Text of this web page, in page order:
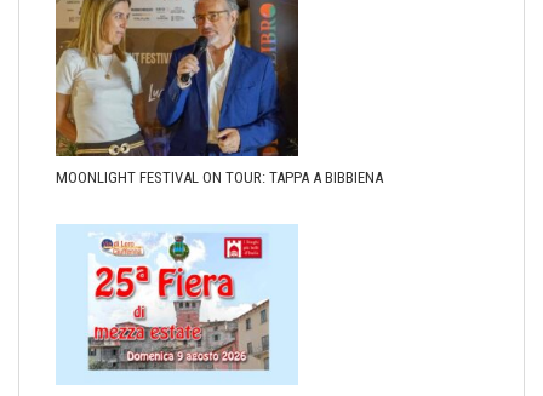
MOONLIGHT FESTIVAL ON TOUR: TAPPA A BIBBIENA